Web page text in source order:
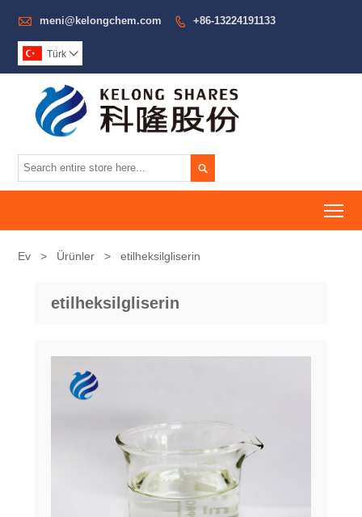
 meni@kelongchem.com  +86-13224191133
Türk 

Ev > Ürünler > etilheksilgliserin
etilheksilgliserin